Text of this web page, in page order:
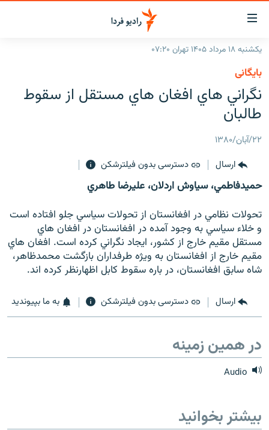
لینک‌های
قابلیت
دسترسی
بازگشت
بازگشت
منوی
اصلی
رفتن
صفحه
جستجو
صفحه اصلی
ایران
جهان
برنامه‌های رادیویی
فرکانس‌ها
پادکست
چندرسانه‌ای
گزارش‌های تصویری
گزارش‌های ویدئویی
زنان فردا
English
به ما بپیوندید
زبان‌های دیگر
یکشنبه ۱۸ مرداد ۱۴۰۵ تهران ۰۷:۲۰
بایگانی
نگراني هاي افغان هاي مستقل از سقوط
طالبان
۲۲/آبان/۱۳۸۰
ارسال
دسترسی بدون فیلترشکن
حميدفاطمي، سياوش اردلان، عليرضا طاهري
تحولات نظامي در افغانستان از تحولات سياسي جلو افتاده است
و خلاء سياسي به وجود آمده در افغانستان در افغان هاي
مستقل مقيم خارج از كشور، ايجاد نگراني كرده است. افغان هاي
مقيم خارج از افغانستان به ويژه طرفداران بازگشت محمدظاهر،
شاه سابق افغانستان، در باره سقوط كابل اظهارنظر كرده اند.
ارسال دسترسی بدون فیلترشکن به ما بپیوندید
در همین زمینه
بیشتر بخوانید